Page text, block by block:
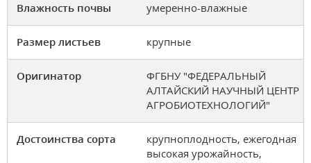
Влажность почвы умеренно-влажные
Размер листьев крупные
Оригинатор
ФГБНУ "ФЕДЕРАЛЬНЫЙ
АЛТАЙСКИЙ НАУЧНЫЙ ЦЕНТР
АГРОБИОТЕХНОЛОГИЙ"
Достоинства сорта
крупноплодность, ежегодная
высокая урожайность,